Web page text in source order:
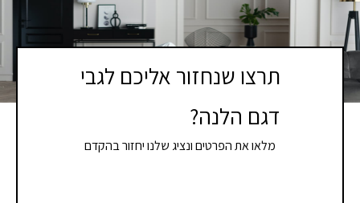
תרצו שנחזור אליכם לגבי
דגם הלנה?
מלאו את הפרטים ונציג שלנו יחזור בהקדם